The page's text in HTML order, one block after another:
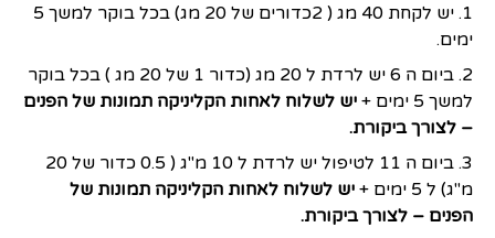
1. יש לקחת 40 מג ( 2כדורים של 20 מג) בכל בוקר למשך 5
ימים.
2. ביום ה 6 יש לרדת ל 20 מג (כדור 1 של 20 מג ) בכל בוקר
למשך 5 ימים +
יש לשלוח לאחות הקליניקה תמונות של הפנים
– לצורך ביקורת.
3. ביום ה 11 לטיפול יש לרדת ל 10 מ"ג ( 0.5 כדור של 20
מ"ג) ל 5 ימים +
יש לשלוח לאחות הקליניקה תמונות של
הפנים – לצורך ביקורת.